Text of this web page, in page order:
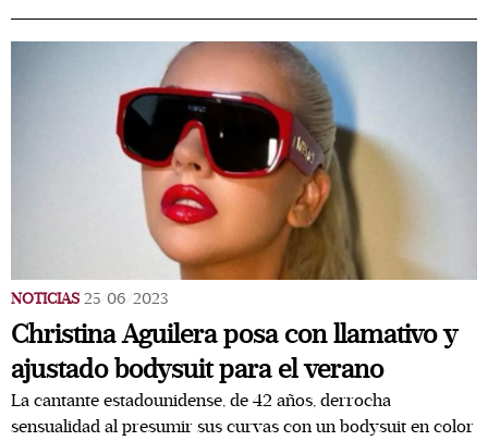
NOTICIAS 25/06/2023
Christina Aguilera posa con llamativo y
ajustado bodysuit para el verano
La cantante estadounidense, de 42 años, derrocha
sensualidad al presumir sus curvas con un bodysuit en color